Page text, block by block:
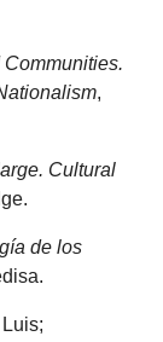
Communities.
,
Cultural
de los